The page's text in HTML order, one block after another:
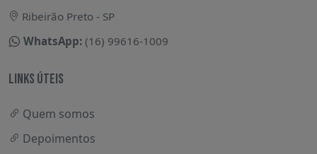
Ribeirão Preto - SP
WhatsApp: (16) 99616-1009
LINKS ÚTEIS
Quem somos
Depoimentos